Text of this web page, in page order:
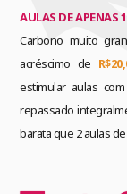
AULAS DE APENAS
Carbono muito
acréscimo de
estimular aulas
repassado
barata que 2 aulas de